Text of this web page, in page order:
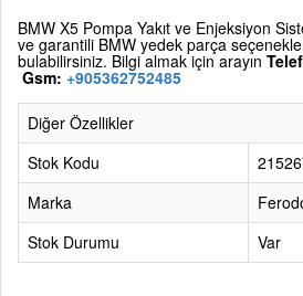
BMW X5 Pompa Yakıt ve Enjeksiyon
ve garantili BMW yedek parça
bulabilirsiniz. Bilgi almak için arayın
Gsm: +905362752485
Diğer Özellikler
Stok Kodu
Marka
Stok Durumu
Var